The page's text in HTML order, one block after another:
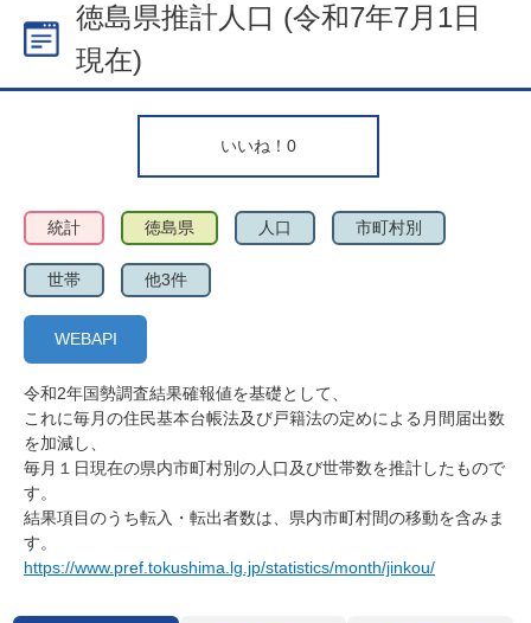
徳島県推計人口 (令和7年7月1日
現在)
いいね！ 0
統計 徳島県 人口 市町村別
世帯 他3件
WEBAPI
令和2年国勢調査結果確報値を基礎として、
これに毎月の住民基本台帳法及び戸籍法の定めによる月間届出数
を加減し、
毎月１日現在の県内市町村別の人口及び世帯数を推計したもので
す。
結果項目のうち転入・転出者数は、県内市町村間の移動を含みま
す。
https://www.pref.tokushima.lg.jp/statistics/month/jinkou/